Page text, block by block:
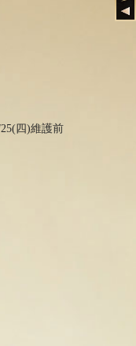
四)維護前